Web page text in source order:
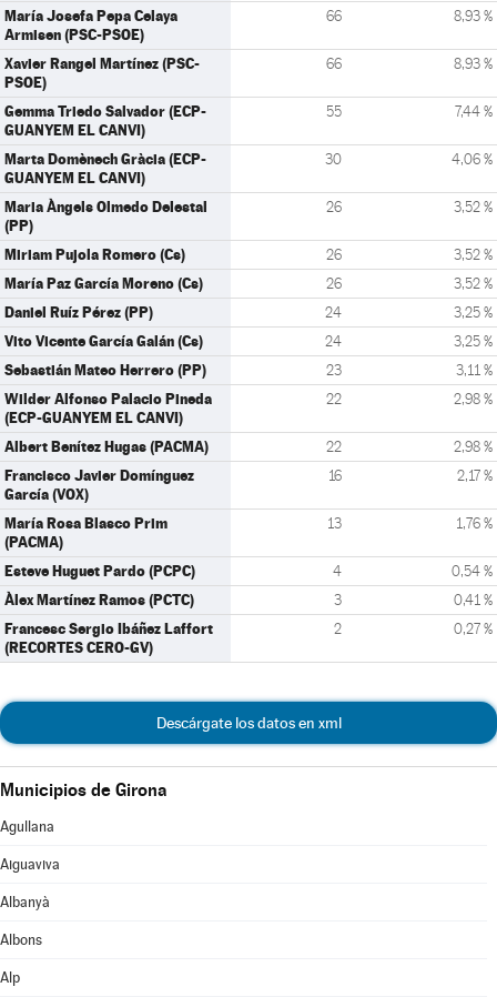
María Josefa Pepa Celaya
Armisen (PSC-PSOE)
66 8,93 %
Xavier Rangel Martínez (PSC-
PSOE)
66 8,93 %
Gemma Triedo Salvador (ECP-
GUANYEM EL CANVI)
55 7,44 %
Marta Domènech Gràcia (ECP-
GUANYEM EL CANVI)
30 4,06 %
Maria Àngels Olmedo Delestal
(PP)
26 3,52 %
Miriam Pujola Romero (Cs) 26 3,52 %
María Paz García Moreno (Cs) 26 3,52 %
Daniel Ruíz Pérez (PP) 24 3,25 %
Vito Vicente García Galán (Cs) 24 3,25 %
Sebastián Mateo Herrero (PP) 23 3,11 %
Wilder Alfonso Palacio Pineda
(ECP-GUANYEM EL CANVI)
22 2,98 %
Albert Benítez Hugas (PACMA) 22 2,98 %
Francisco Javier Domínguez
García (VOX)
16 2,17 %
María Rosa Blasco Prim
(PACMA)
13 1,76 %
Esteve Huguet Pardo (PCPC) 4 0,54 %
Àlex Martínez Ramos (PCTC) 3 0,41 %
Francesc Sergio Ibáñez Laffort
(RECORTES CERO-GV)
2 0,27 %
Descárgate los datos en xml
Municipios de Girona
Agullana
Aiguaviva
Albanyà
Albons
Alp